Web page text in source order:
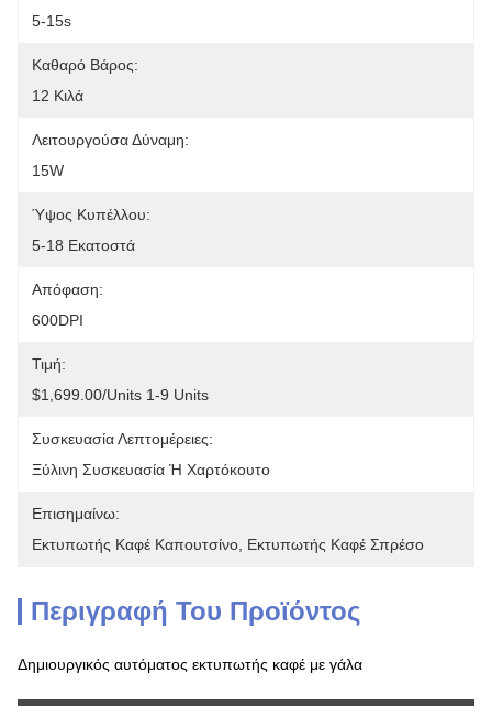
5-15s
Καθαρό Βάρος:
12 Κιλά
Λειτουργούσα Δύναμη:
15W
Ύψος Κυπέλλου:
5-18 Εκατοστά
Απόφαση:
600DPI
Τιμή:
$1,699.00/units 1-9 Units
Συσκευασία Λεπτομέρειες:
Ξύλινη Συσκευασία Ή Χαρτόκουτο
Επισημαίνω:
Εκτυπωτής Καφέ Καπουτσίνο Εκτυπωτής Καφέ Σπρέσο
Περιγραφή Του Προϊόντος
Δημιουργικός αυτόματος εκτυπωτής καφέ με γάλα